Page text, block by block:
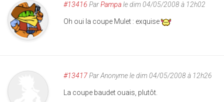
#13416 ParPampale dim 04/05/2008 à 12h02
Oh oui la coupe Mulet : exquise
#13417ParAnonymele dim 04/05/2008 à 12h26
La coupe baudet ouais, plutôt.